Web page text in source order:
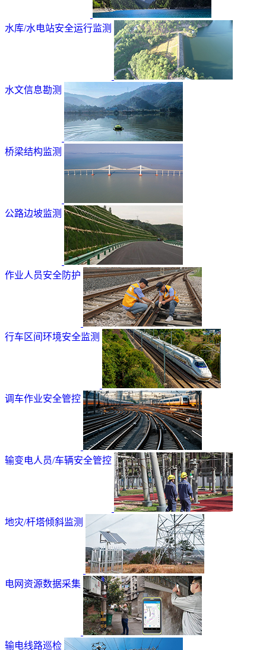
水库/水电站安全运行监测
水文信息勘测
桥梁结构监测
公路边坡监测
作业人员安全防护
行车区间环境安全监测
调车作业安全管控
输变电人员/车辆安全管控
地灾/杆塔倾斜监测
电网资源数据采集
输电线路巡检